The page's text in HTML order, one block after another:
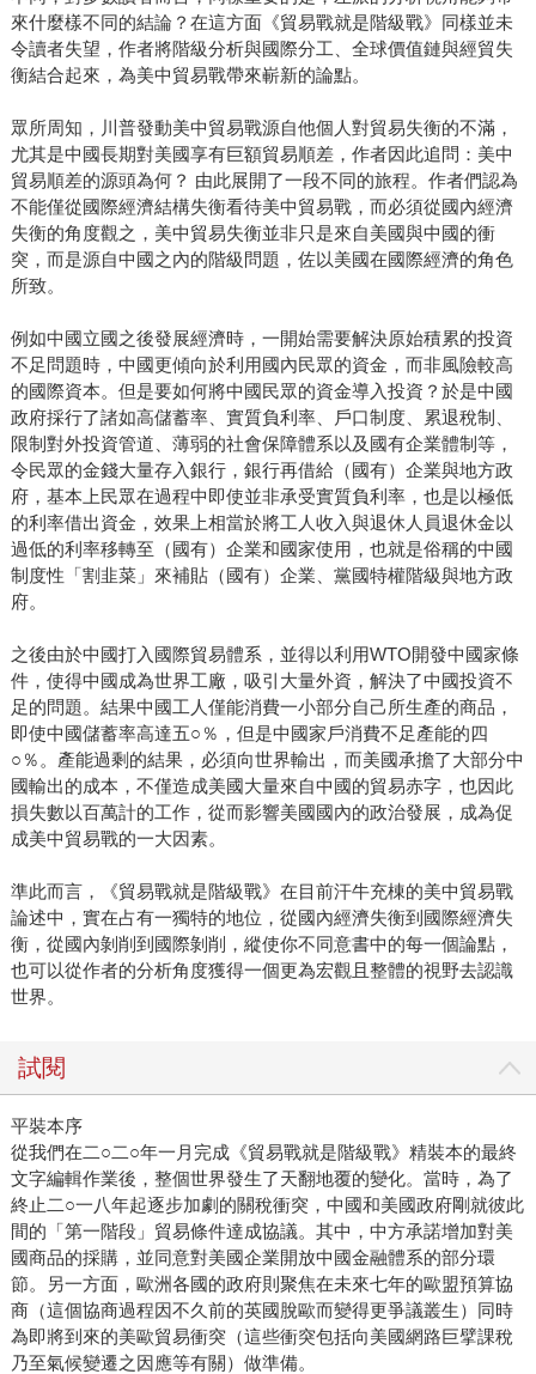
來什麼樣不同的結論？在這方面《貿易戰就是階級戰》同樣並未
令讀者失望，作者將階級分析與國際分工、全球價值鏈與經貿失
衡結合起來，為美中貿易戰帶來嶄新的論點。
眾所周知，川普發動美中貿易戰源自他個人對貿易失衡的不滿，
尤其是中國長期對美國享有巨額貿易順差，作者因此追問：美中
貿易順差的源頭為何？ 由此展開了一段不同的旅程。作者們認為
不能僅從國際經濟結構失衡看待美中貿易戰，而必須從國內經濟
失衡的角度觀之，美中貿易失衡並非只是來自美國與中國的衝
突，而是源自中國之內的階級問題，佐以美國在國際經濟的角色
所致。
例如中國立國之後發展經濟時，一開始需要解決原始積累的投資
不足問題時，中國更傾向於利用國內民眾的資金，而非風險較高
的國際資本。但是要如何將中國民眾的資金導入投資？於是中國
政府採行了諸如高儲蓄率、實質負利率、戶口制度、累退稅制、
限制對外投資管道、薄弱的社會保障體系以及國有企業體制等，
令民眾的金錢大量存入銀行，銀行再借給（國有）企業與地方政
府，基本上民眾在過程中即使並非承受實質負利率，也是以極低
的利率借出資金，效果上相當於將工人收入與退休人員退休金以
過低的利率移轉至（國有）企業和國家使用，也就是俗稱的中國
制度性「割韭菜」來補貼（國有）企業、黨國特權階級與地方政
府。
之後由於中國打入國際貿易體系，並得以利用WTO開發中國家條
件，使得中國成為世界工廠，吸引大量外資，解決了中國投資不
足的問題。結果中國工人僅能消費一小部分自己所生產的商品，
即使中國儲蓄率高達五○％，但是中國家戶消費不足產能的四
○％。產能過剩的結果，必須向世界輸出，而美國承擔了大部分中
國輸出的成本，不僅造成美國大量來自中國的貿易赤字，也因此
損失數以百萬計的工作，從而影響美國國內的政治發展，成為促
成美中貿易戰的一大因素。
準此而言，《貿易戰就是階級戰》在目前汗牛充棟的美中貿易戰
論述中，實在占有一獨特的地位，從國內經濟失衡到國際經濟失
衡，從國內剝削到國際剝削，縱使你不同意書中的每一個論點，
也可以從作者的分析角度獲得一個更為宏觀且整體的視野去認識
世界。
試閱
平裝本序
從我們在二○二○年一月完成《貿易戰就是階級戰》精裝本的最終
文字編輯作業後，整個世界發生了天翻地覆的變化。當時，為了
終止二○一八年起逐步加劇的關稅衝突，中國和美國政府剛就彼此
間的「第一階段」貿易條件達成協議。其中，中方承諾增加對美
國商品的採購，並同意對美國企業開放中國金融體系的部分環
節。另一方面，歐洲各國的政府則聚焦在未來七年的歐盟預算協
商（這個協商過程因不久前的英國脫歐而變得更爭議叢生）同時
為即將到來的美歐貿易衝突（這些衝突包括向美國網路巨擘課稅
乃至氣候變遷之因應等有關）做準備。